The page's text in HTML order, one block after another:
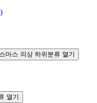
마스 의상 하위분류 열기
열기